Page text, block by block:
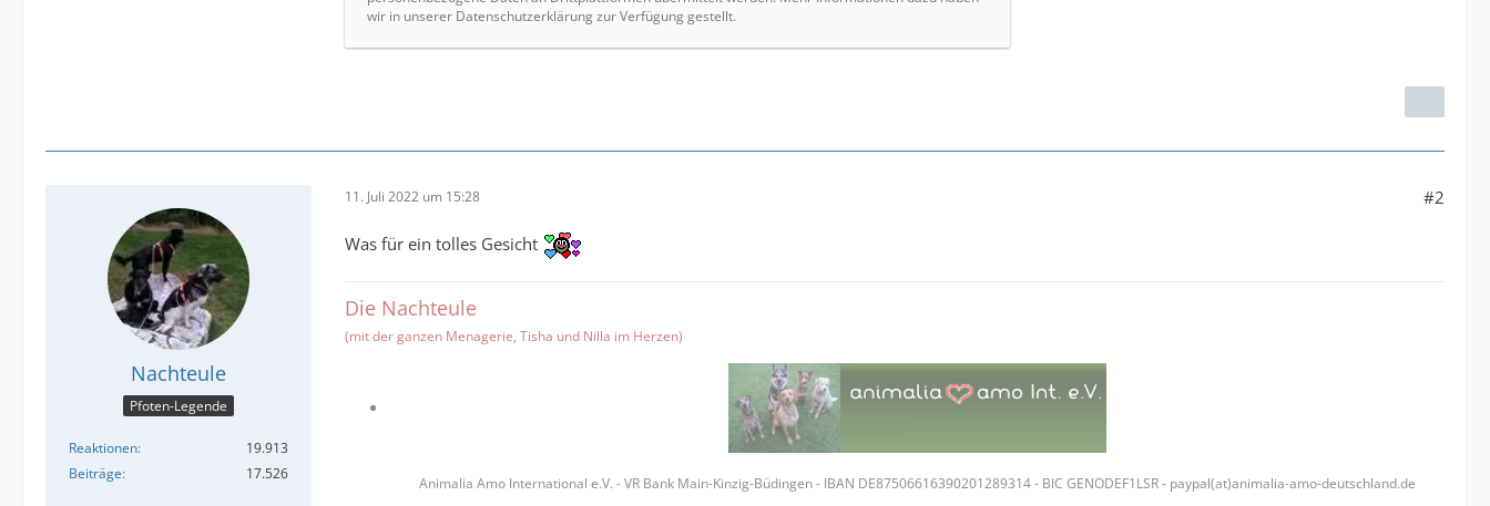
wir in unserer Datenschutzerklärung zur Verfügung gestellt.
Nachteule
Pfoten-Legende
Reaktionen
19.913
Beiträge
17.526
11. Juli 2022 um 15:28 #2
Was für ein tolles Gesicht
Die Nachteule
(mit der ganzen Menagerie, Tisha und Nilla im Herzen)
Animalia Amo International e.V. - VR Bank Main-Kinzig-Büdingen - IBAN DE87506616390201289314 - BIC GENODEF1LSR - paypal(at)animalia-amo-deutschland.de